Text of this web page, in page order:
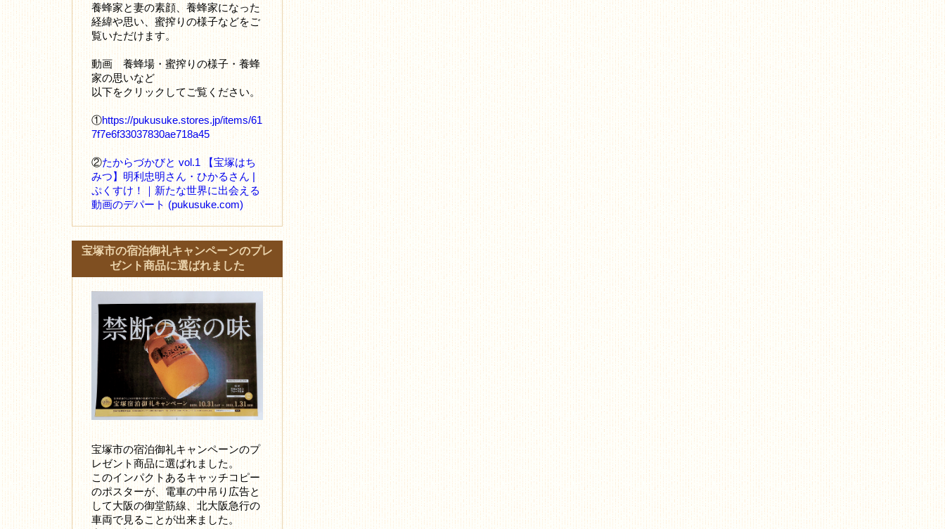
養蜂家と妻の素顔、養蜂家になった
経緯や思い、蜜搾りの様子などをご
覧いただけます。
動画 養蜂場・蜜搾りの様子・養蜂
家の思いなど
以下をクリックしてご覧ください。
①https://pukusuke.stores.jp/items/61
7f7e6f33037830ae718a45
②たからづかびと vol.1 【宝塚はち
みつ】明利忠明さん・ひかるさん |
ぷくすけ！｜新たな世界に出会える
動画のデパート (pukusuke.com)
宝塚市の宿泊御礼キャンペーンのプレ
ゼント商品に選ばれました
宝塚市の宿泊御礼キャンペーンのプ
レゼント商品に選ばれました。
このインパクトあるキャッチコピー
のポスターが、電車の中吊り広告と
して大阪の御堂筋線、北大阪急行の
車両で見ることが出来ました。